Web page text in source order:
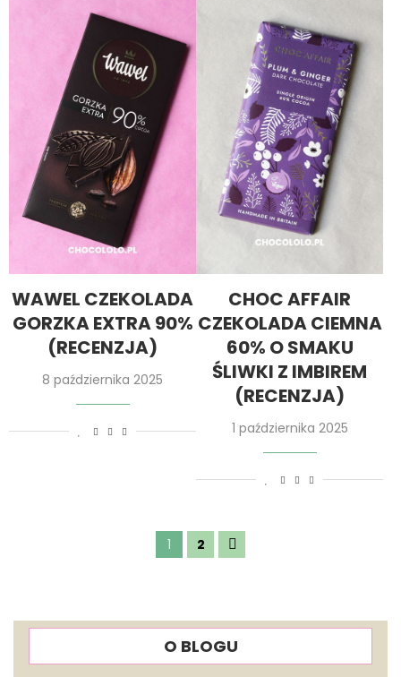
WAWEL CZEKOLADA
GORZKA EXTRA 90%
(RECENZJA)
8 października 2025
CHOC AFFAIR
CZEKOLADA CIEMNA
60% O SMAKU
ŚLIWKI Z IMBIREM
(RECENZJA)
1 października 2025
1 2
O BLOGU